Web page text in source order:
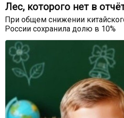
Лес, которого нет в
При общем снижении
России сохранила долю в 10%